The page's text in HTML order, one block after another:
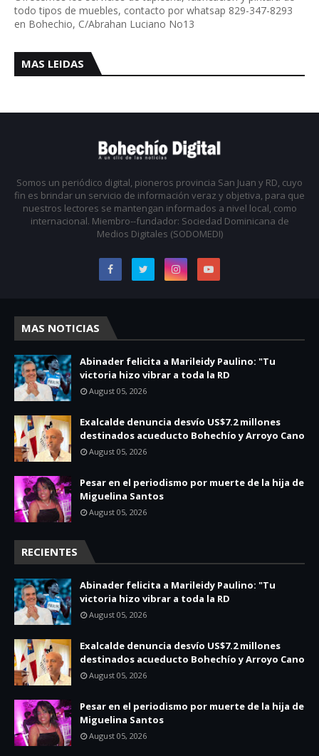
todo tipos de muebles, contacto por whatsap 829-347-8293
en Bohechio, C/Abrahan Luciano No13
MAS LEIDAS
Somos un periódico digital, pioneros provincia San Juan y RD, cuyo
fin es brindar un servicio de información veraz y objetiva, para que
nuestros lectores se mantengan informados a nivel local, como
internacional. Miembro--fundador: Sociedad Dominicana de
Medios Digitales (SODOMEDI)
MAS NOTICIAS
Abinader felicita a Marileidy Paulino: "Tu
victoria hizo vibrar a toda la RD
August 05, 2026
Exalcalde denuncia desvío US$7.2 millones
destinados acueducto Bohechío y Arroyo Cano
August 05, 2026
Pesar en el periodismo por muerte de la hija de
Miguelina Santos
August 05, 2026
RECIENTES
Abinader felicita a Marileidy Paulino: "Tu
victoria hizo vibrar a toda la RD
August 05, 2026
Exalcalde denuncia desvío US$7.2 millones
destinados acueducto Bohechío y Arroyo Cano
August 05, 2026
Pesar en el periodismo por muerte de la hija de
Miguelina Santos
August 05, 2026